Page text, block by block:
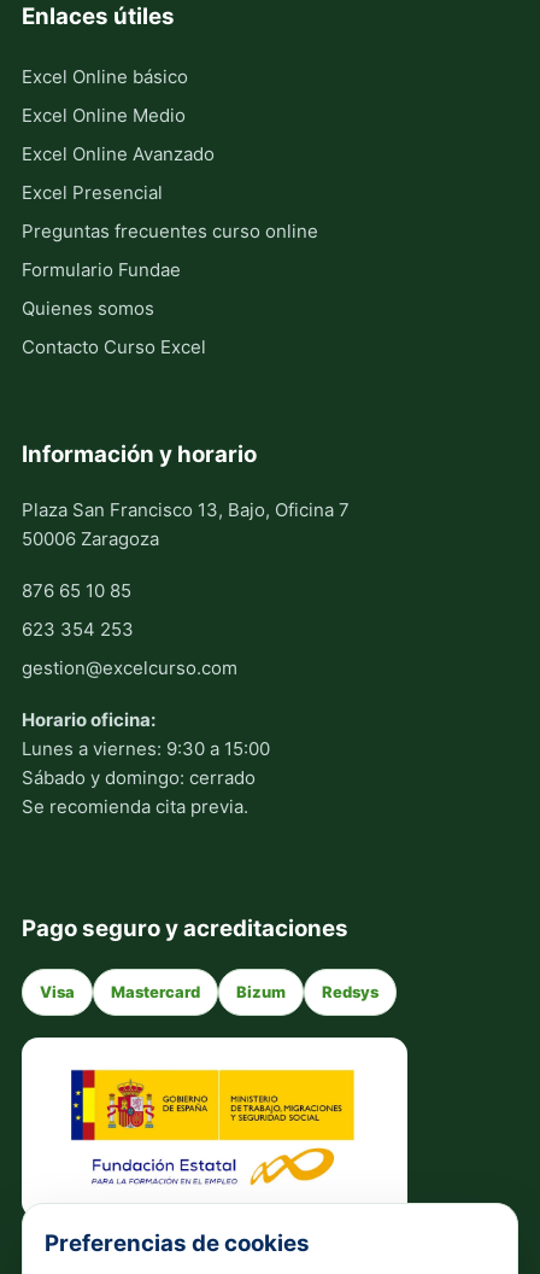
Enlaces útiles
Excel Online básico
Excel Online Medio
Excel Online Avanzado
Excel Presencial
Preguntas frecuentes curso online
Formulario Fundae
Quienes somos
Contacto Curso Excel
Información y horario
Plaza San Francisco 13, Bajo, Oficina 7
50006 Zaragoza
876 65 10 85
623 354 253
gestion@excelcurso.com
Horario oficina:
Lunes a viernes: 9:30 a 15:00
Sábado y domingo: cerrado
Se recomienda cita previa.
Pago seguro y acreditaciones
Visa Mastercard Bizum Redsys
Preferencias de cookies